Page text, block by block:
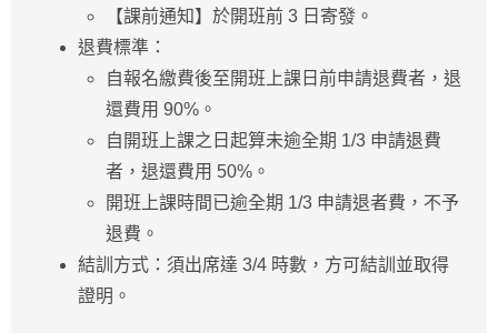
【課前通知】於開班前 3 日寄發。
退費標準：
自報名繳費後至開班上課日前申請退費者，退
還費用 90%。
自開班上課之日起算未逾全期 1/3 申請退費
者，退還費用 50%。
開班上課時間已逾全期 1/3 申請退者費，不予
退費。
結訓方式：須出席達 3/4 時數，方可結訓並取得
證明。